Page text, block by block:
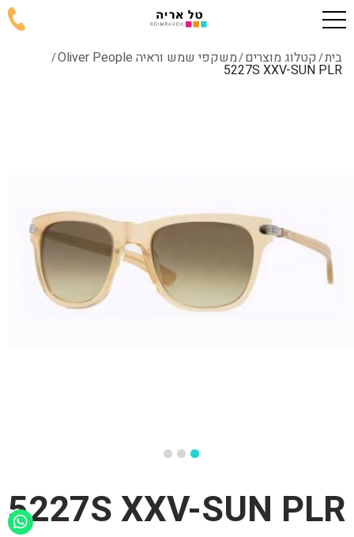
בית/קטלוג מוצרים/משקפי שמש וראיה Oliver People /
5227S XXV-SUN PLR
5227S XXV-SUN PLR